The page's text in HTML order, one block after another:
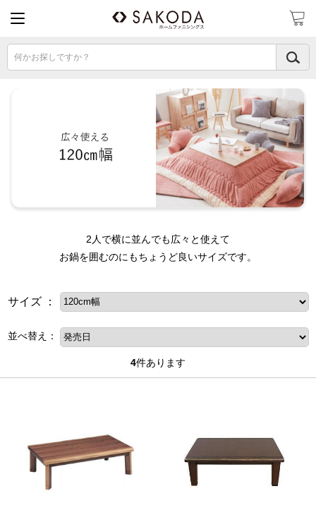
何かお探しですか？
2人で横に並んでも広々と使えて
お鍋を囲むのにもちょうど良いサイズです。
サイズ ：
並べ替え：
4件あります